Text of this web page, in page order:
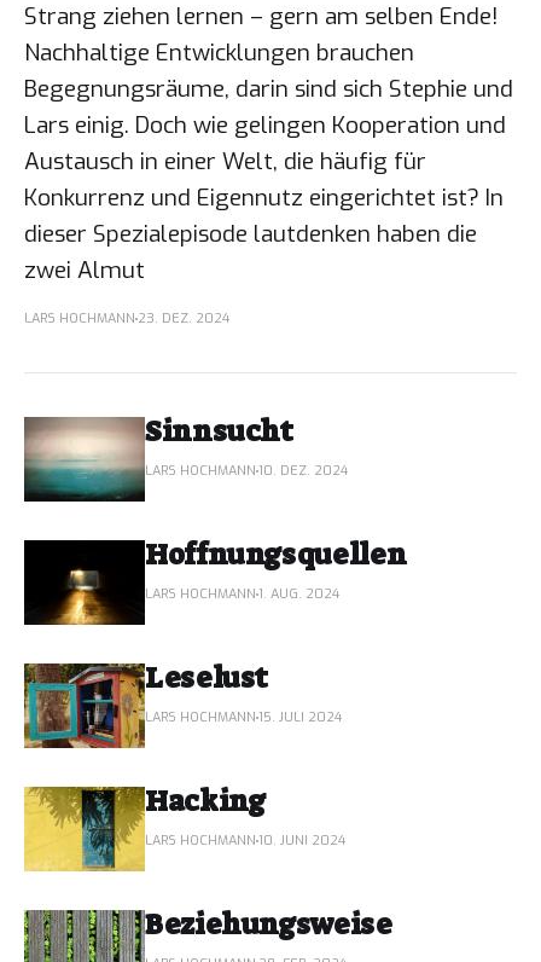
Strang ziehen lernen – gern am selben Ende!
Nachhaltige Entwicklungen brauchen
Begegnungsräume, darin sind sich Stephie und
Lars einig. Doch wie gelingen Kooperation und
Austausch in einer Welt, die häufig für
Konkurrenz und Eigennutz eingerichtet ist? In
dieser Spezialepisode lautdenken haben die
zwei Almut
LARS HOCHMANN 23. DEZ. 2024
Sinnsucht
LARS HOCHMANN 10. DEZ. 2024
Hoffnungsquellen
LARS HOCHMANN 1. AUG. 2024
Leselust
LARS HOCHMANN 15. JULI 2024
Hacking
LARS HOCHMANN 10. JUNI 2024
Beziehungsweise